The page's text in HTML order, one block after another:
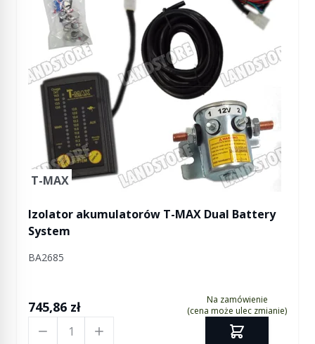
T-MAX
Izolator akumulatorów T-MAX Dual Battery
System
BA2685
745,86 zł
Na zamówienie
(cena może ulec zmianie)